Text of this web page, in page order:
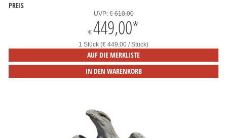
PREIS
UVP:€ 610,00
€ 449,00*
1 Stück (€ 449,00 / Stück)
AUF DIE MERKLISTE
IN DEN WARENKORB